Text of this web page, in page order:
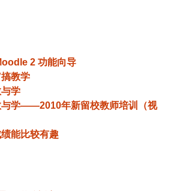
2 功能向导
教学
学
与学——2010年新留校教师培训（视
能比较有趣